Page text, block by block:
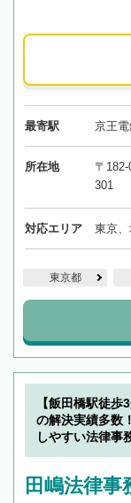
最寄駅 京王
所在地
〒
301
対応エリア 東京
東京都
【飯田橋駅徒
の解決実績多数
しやすい法律事
田嶋法律事